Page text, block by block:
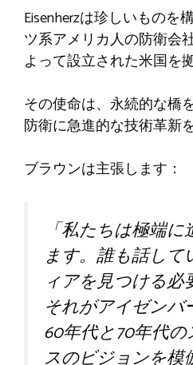
Eisenherzは珍しいものを
ツ系アメリカ人の防衛会
よって設立された米国を
その使命は、永続的な橋
防衛に急進的な技術革新
ブラウンは主張します：
「私たちは極端
ます。誰も話し
ィアを見つける必
それがアイゼンバ
60年代と70年代
スのビジョンを模